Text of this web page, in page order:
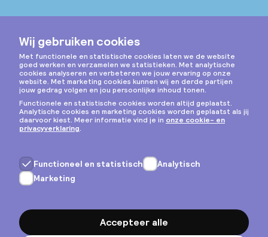
Instagram
Privacy & cookies
Algemene voorwaarden